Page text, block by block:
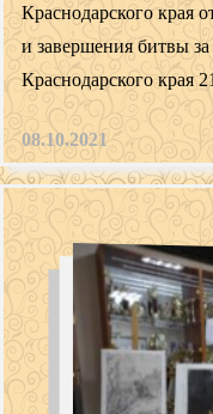
Краснодарского края
и завершения битвы
Краснодарского края
08.10.2021